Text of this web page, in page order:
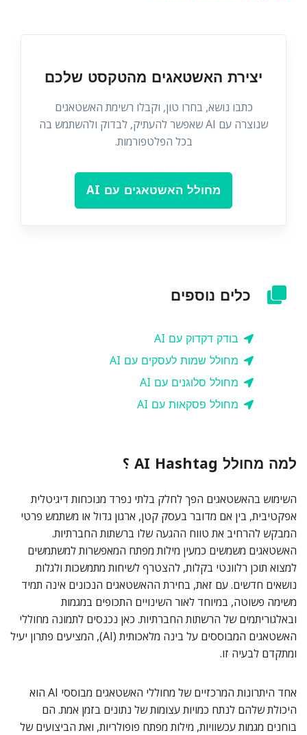
יצירת האשטאגים מהטקסט שלכם
כתבו נושא, בחרו טון, וקבלו רשימת האשטאגים
שנוצרה עם AI שאפשר להעתיק, לבדוק ולהשתמש בה
בכל הפלטפורמות.
מחולל האשטאגים עם AI
כלים נוספים
בודק דקדוק עם AI
מחולל שמות לעסקים עם AI
מחולל סלוגנים עם AI
מחולל פסקאות עם AI
למה מחולל AI Hashtag ؟
השימוש בהאשטאגים הפך לחלק בלתי נפרד מנוכחות דיגיטלית
אפקטיבית, בין אם מדובר בעסק קטן, ארגון גדול או משתמש פרטי
המבקש להרחיב את טווח ההגעה שלו ברשתות החברתיות.
האשטאגים משמשים כמעין מילות מפתח המאפשרות למשתמשים
למצוא תוכן רלוונטי בקלות, להצטרף לשיחות מתמשכות ולגלות
נושאים חדשים. עם זאת, בחירת ההאשטאגים הנכונים אינה תמיד
משימה פשוטה, במיוחד לאור השינויים התכופים במגמות
ובאלגוריתמים של הרשתות החברתיות. כאן נכנסים לתמונה מחוללי
האשטאגים המבוססים על בינה מלאכותית (AI), המציעים פתרון יעיל
ומתקדם לבעיה זו.
אחד היתרונות המרכזיים של מחוללי האשטאגים מבוססי AI הוא
היכולת שלהם לנתח כמויות עצומות של נתונים בזמן אמת. הם
בוחנים מגמות עכשוויות, מילות מפתח פופולריות, ואת הביצועים של